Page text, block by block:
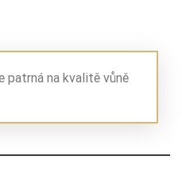
patrná na kvalitě vůně